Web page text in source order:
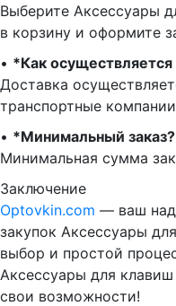
Выберите Аксессуары
в корзину и оформите
•⁠ ⁠ *Как осуществляется
Доставка
транспортные
•⁠ ⁠ *Минимальный
Минимальная сумма
Заключение
Optovkin.com — ваш
закупок Аксессуары
выбор и простой
Аксессуары для клавиш
свои возможности!